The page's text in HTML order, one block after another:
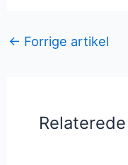
← Forrige artikel